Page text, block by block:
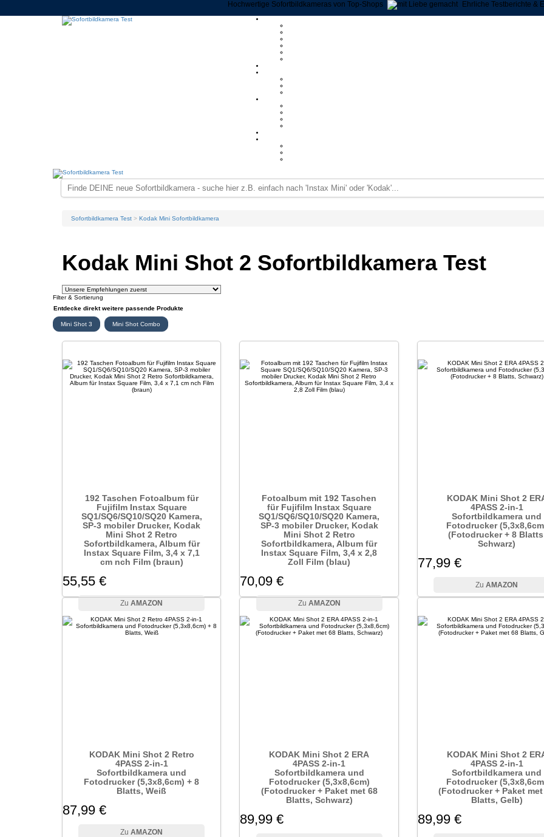
Hochwertige Sofortbildkameras von Top-Shops Ehrliche Testberichte &
Sofortbildkamera Test Kodak Mini Sofortbildkamera
Kodak Mini Shot 2 Sofortbildkamera Test
Filter & Sortierung
Entdecke direkt weitere passende Produkte
Mini Shot 3 Mini Shot Combo
192 Taschen Fotoalbum für
Fujifilm Instax Square
SQ1/SQ6/SQ10/SQ20 Kamera,
SP-3 mobiler Drucker, Kodak
Mini Shot 2 Retro
Sofortbildkamera, Album für
Instax Square Film, 3,4 x 7,1
cm nch Film (braun)
55,55 €
AMAZON
Fotoalbum mit 192 Taschen
für Fujifilm Instax Square
SQ1/SQ6/SQ10/SQ20 Kamera,
SP-3 mobiler Drucker, Kodak
Mini Shot 2 Retro
Sofortbildkamera, Album für
Instax Square Film, 3,4 x 2,8
Zoll Film (blau)
70,09 €
AMAZON
KODAK Mini Shot 2
4PASS 2-in-1
Sofortbildkamera und
Fotodrucker
(Fotodrucker + 8
Schwarz)
77,99 €
AMAZON
KODAK Mini Shot 2 Retro
4PASS 2-in-1
Sofortbildkamera und
Fotodrucker (5,3x8,6cm) + 8
Blatts, Weiß
87,99 €
AMAZON
KODAK Mini Shot 2 ERA
4PASS 2-in-1
Sofortbildkamera und
Fotodrucker (5,3x8,6cm)
(Fotodrucker + Paket met 68
Blatts, Schwarz)
89,99 €
KODAK Mini Shot 2
4PASS 2-in-1
Sofortbildkamera und
Fotodrucker
(Fotodrucker + Paket met
Blatts, Gelb)
89,99 €